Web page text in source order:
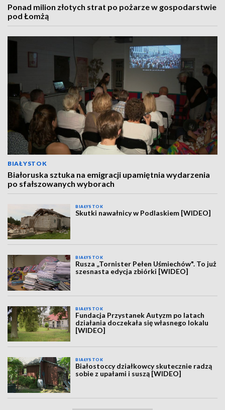
Ponad milion złotych strat po pożarze w gospodarstwie
pod Łomżą
BIAŁYSTOK
Białoruska sztuka na emigracji upamiętnia wydarzenia
po sfałszowanych wyborach
BIAŁYSTOK
Skutki nawałnicy w Podlaskiem [WIDEO]
BIAŁYSTOK
Rusza „Tornister Pełen Uśmiechów". To już
szesnasta edycja zbiórki [WIDEO]
BIAŁYSTOK
Fundacja Przystanek Autyzm po latach
działania doczekała się własnego lokalu
[WIDEO]
BIAŁYSTOK
Białostoccy działkowcy skutecznie radzą
sobie z upałami i suszą [WIDEO]